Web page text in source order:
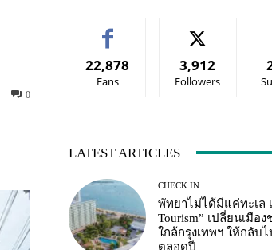
0
22,878
Fans
3,912
Followers
LATEST ARTICLES
CHECK IN
พัทยาไม่ได้มีแค่ทะเล
Tourism” เปลี่ยนเมือ
ใกล้กรุงเทพฯ ให้กลับไ
ตลอดปี